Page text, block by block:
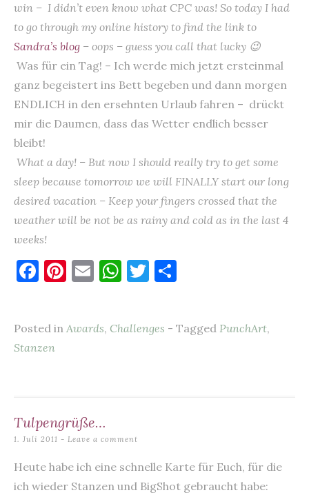
win – I didn’t even know what CPC was! So today I had
to go through my online history to find the link to
Sandra’s blog – oops – guess you call that lucky 😉
Was für ein Tag! – Ich werde mich jetzt ersteinmal
ganz begeistert ins Bett begeben und dann morgen
ENDLICH in den ersehnten Urlaub fahren – drückt
mir die Daumen, dass das Wetter endlich besser
bleibt!
What a day! – But now I should really try to get some
sleep because tomorrow we will FINALLY start our long
desired vacation – Keep your fingers crossed that the
weather will be not be as rainy and cold as in the last 4
weeks!
F
e
b
k
Pi
es
E
l
W
s
T
te n
Posted in Awards, Challenges - Tagged PunchArt,
Stanzen
Tulpengrüße…
1. Juli 2011 Leave a comment
Heute habe ich eine schnelle Karte für Euch, für die
ich wieder Stanzen und BigShot gebraucht habe: